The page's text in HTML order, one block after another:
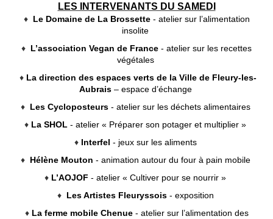
LES INTERVENANTS DU SAMEDI
♦ Le Domaine de La Brossette - atelier sur l’alimentation
insolite
♦ L’association Vegan de France - atelier sur les recettes
végétales
♦ La direction des espaces verts de la Ville de Fleury-les-
Aubrais– espace d’échange
♦ Les Cycloposteurs- atelier sur les déchets alimentaires
♦ La SHOL - atelier « Préparer son potager et multiplier »
♦ Interfel - jeux sur les aliments
♦ Hélène Mouton - animation autour du four à pain mobile
♦ L’AOJOF - atelier « Cultiver pour se nourrir »
♦ Les Artistes Fleuryssois- exposition
♦ La ferme mobile Chenue - atelier sur l’alimentation des